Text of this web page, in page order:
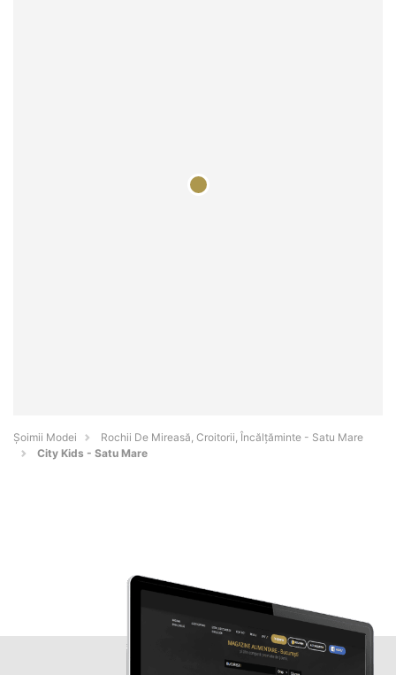
Șoimii Modei
Rochii De Mireasă, Croitorii, Încălțăminte - Satu Mare
City Kids - Satu Mare